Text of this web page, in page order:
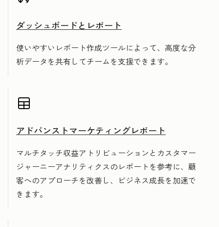
ダッシュボードとレポート
使いやすいレポート作成ツールによって、高度な分
析データを共有してチームを支援できます。
アドバンストマーケティングレポート
マルチタッチ収益アトリビューションとカスタマー
ジャーニーアナリティクスのレポートを参考に、顧
客へのアプローチを改善し、ビジネス成長を加速で
きます。